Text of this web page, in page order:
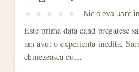
★ ★ ★ ★ ★ Nicio evaluare
Este prima data cand pregatesc
am avut o experienta inedita.
chinezeasca cu…